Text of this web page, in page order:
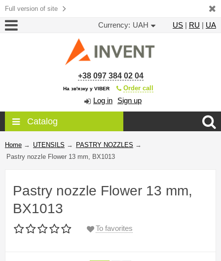
Full version of site
Currency: UAH US | RU | UA
+38 097 384 02 04
На зв'язку у VIBER Order call
Log in Sign up
Catalog
Home → UTENSILS → PASTRY NOZZLES →
Pastry nozzle Flower 13 mm, BX1013
Pastry nozzle Flower 13 mm,
BX1013
To favorites